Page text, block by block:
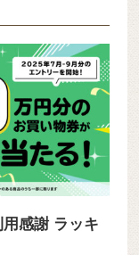
感謝 ラッキ